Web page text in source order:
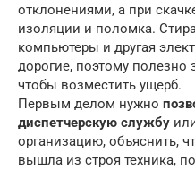
отклонениями, а при
изоляции и поломка.
компьютеры и другая
дорогие, поэтому полезно
чтобы возместить ущерб.
Первым делом нужно
диспетчерскую службу
организацию, объяснить,
вышла из строя техника,